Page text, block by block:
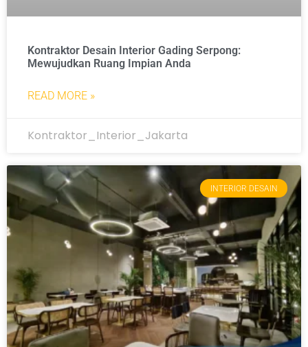
Kontraktor Desain Interior Gading Serpong:
Mewujudkan Ruang Impian Anda
READ MORE »
Kontraktor_Interior_Jakarta
INTERIOR DESAIN